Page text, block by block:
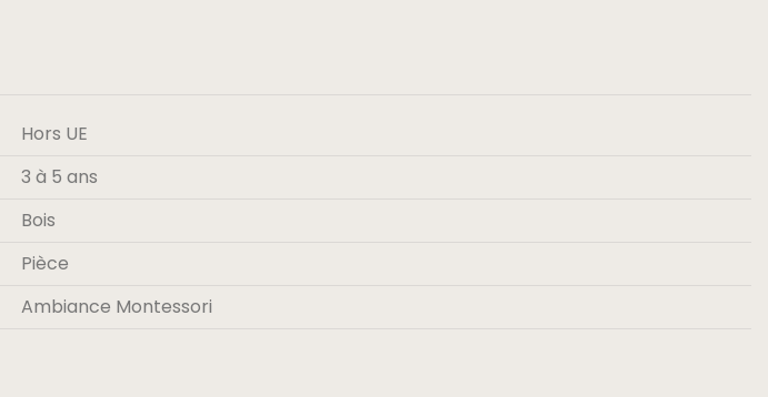
Hors UE
3 à 5 ans
Bois
Pièce
Ambiance Montessori